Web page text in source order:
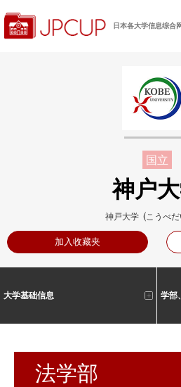
日本各大学信息综合
国立
神户
神戸大学 (こうべだ
加入收藏夹
大学基础信息 学部
法学部